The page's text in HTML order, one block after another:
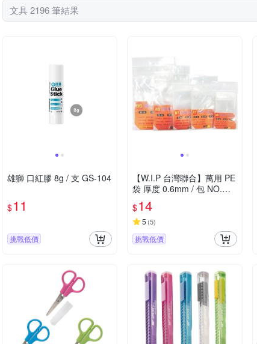
文具 2196 筆結果
雄獅 口紅膠 8g / 支 GS-104
$11
挑戰低價
【W.I.P 台灣聯合】萬用 PE
袋 厚度 0.6mm / 包 NO.WE
-B8 NO.WE-A7 NO.WE-B7
NO.WE-A6 NO.WE-B6
$14
5 (5)
挑戰低價